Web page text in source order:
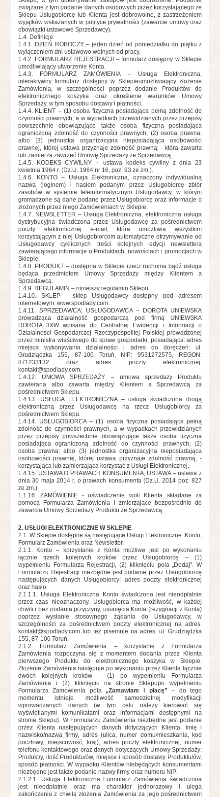
związane z tym podanie danych osobowych przez korzystającego ze
Sklepu Usługobiorcę lub Klienta jest dobrowolne, z zastrzeżeniem
wyjątków wskazanych w polityce prywatności (zawarcie umowy oraz
obowiązki ustawowe Sprzedawcy).
1.4. Definicje:
1.4.1. DZIEŃ ROBOCZY – jeden dzień od poniedziałku do piątku z
wyłączeniem dni ustawowo wolnych od pracy.
1.4.2. FORMULARZ REJESTRACJI – formularz dostępny w Sklepie
umożliwiający utworzenie Konta.
1.4.3. FORMULARZ ZAMÓWIENIA – Usługa Elektroniczna,
interaktywny formularz dostępny w Sklepieumożliwiający złożenie
Zamówienia, w szczególności poprzez dodanie Produktów do
elektronicznego koszyka oraz określenie warunków Umowy
Sprzedaży, w tym sposobu dostawy i płatności.
1.4.4. KLIENT – (1) osoba fizyczna posiadająca pełną zdolność do
czynności prawnych, a w wypadkach przewidzianych przez przepisy
powszechnie obowiązujące także osoba fizyczna posiadająca
ograniczoną zdolność do czynności prawnych; (2) osoba prawna;
albo (3) jednostka organizacyjna nieposiadająca osobowości
prawnej, której ustawa przyznaje zdolność prawną; - która zawarła
lub zamierza zawrzeć Umowę Sprzedaży ze Sprzedawcą.
1.4.5. KODEKS CYWILNY – ustawa kodeks cywilny z dnia 23
kwietnia 1964 r. (Dz.U. 1964 nr 16, poz. 93 ze zm.).
1.4.6. KONTO – Usługa Elektroniczna, oznaczony indywidualną
nazwą (loginem) i hasłem podanym przez Usługobiorcę zbiór
zasobów w systemie teleinformatycznym Usługodawcy, w którym
gromadzone są dane podane przez Usługobiorcę oraz informacje o
złożonych przez niego Zamówieniach w Sklepie.
1.4.7. NEWSLETTER – Usługa Elektroniczna, elektroniczna usługa
dystrybucyjna świadczona przez Usługodawcę za pośrednictwem
poczty elektronicznej e-mail, która umożliwia wszystkim
korzystającym z niej Usługobiorcom automatyczne otrzymywanie od
Usługodawcy cyklicznych treści kolejnych edycji newslettera
zawierającego informacje o Produktach, nowościach i promocjach w
Sklepie.
1.4.8. PRODUKT – dostępna w Sklepie rzecz ruchoma bądź usługa
będąca przedmiotem Umowy Sprzedaży między Klientem a
Sprzedawcą.
1.4.9. REGULAMIN – niniejszy regulamin Sklepu.
1.4.10. SKLEP - sklep Usługodawcy dostępny pod adresem
internetowym: www.spodlady.com.
1.4.11. SPRZEDAWCA; USŁUGODAWCA – DOROTA UNIEWSKA
prowadząca działalność gospodarczą pod firmą UNIEWSKA
DOROTA 3XW wpisana do Centralnej Ewidencji i Informacji o
Działalności Gospodarczej Rzeczypospolitej Polskiej prowadzonej
przez ministra właściwego do spraw gospodarki, posiadająca: adres
miejsca wykonywania działalności i adres do doręczeń: ul.
Grudziądzka 155, 87-100 Toruń, NIP: 9531272575, REGON:
871233132 oraz adres poczty elektronicznej:
kontakt@spodlady.com.
1.4.12. UMOWA SPRZEDAŻY – umowa sprzedaży Produktu
zawierana albo zawarta między Klientem a Sprzedawcą za
pośrednictwem Sklepu.
1.4.13. USŁUGA ELEKTRONICZNA – usługa świadczona drogą
elektroniczną przez Usługodawcę na rzecz Usługobiorcy za
pośrednictwem Sklepu.
1.4.14. USŁUGOBIORCA – (1) osoba fizyczna posiadająca pełną
zdolność do czynności prawnych, a w wypadkach przewidzianych
przez przepisy powszechnie obowiązujące także osoba fizyczna
posiadająca ograniczoną zdolność do czynności prawnych; (2)
osoba prawna; albo (3) jednostka organizacyjna nieposiadająca
osobowości prawnej, której ustawa przyznaje zdolność prawną; -
korzystająca lub zamierzająca korzystać z Usługi Elektronicznej.
1.4.15. USTAWA O PRAWACH KONSUMENTA, USTAWA – ustawa z
dnia 30 maja 2014 r. o prawach konsumenta (Dz.U. 2014 poz. 827
ze zm.)
1.1.16. ZAMÓWIENIE - oświadczenie woli Klienta składane za
pomocą Formularza Zamówienia i zmierzające bezpośrednio do
zawarcia Umowy Sprzedaży Produktu ze Sprzedawcą.
2. USŁUGI ELEKTRONICZNE W SKLEPIE
2.1. W Sklepie dostępne są następujące Usługi Elektroniczne: Konto,
Formularz Zamówienia oraz Newsletter.
2.1.1. Konto – korzystanie z Konta możliwe jest po wykonaniu
łącznie trzech kolejnych kroków przez Usługobiorcę – (1)
wypełnieniu Formularza Rejestracji, (2) kliknięciu pola „Dodaj". W
Formularzu Rejestracji niezbędne jest podanie przez Usługobiorcę
następujących danych Usługobiorcy: adres poczty elektronicznej
oraz hasło.
2.1.1.1. Usługa Elektroniczna Konto świadczona jest nieodpłatnie
przez czas nieoznaczony. Usługobiorca ma możliwość, w każdej
chwili i bez podania przyczyny, usunięcia Konta (rezygnacji z Konta)
poprzez wysłanie stosownego żądania do Usługodawcy, w
szczególności za pośrednictwem poczty elektronicznej na adres:
kontakt@spodlady.comlub też pisemnie na adres: ul. Grudziądzka
155, 87-100 Toruń.
2.1.2. Formularz Zamówienia – korzystanie z Formularza
Zamówienia rozpoczyna się z momentem dodania przez Klienta
pierwszego Produktu do elektronicznego koszyka w Sklepie.
Złożenie Zamówienia następuje po wykonaniu przez Klienta łącznie
dwóch kolejnych kroków – (1) po wypełnieniu Formularza
Zamówienia i (2) kliknięciu na stronie Sklepupo wypełnieniu
Formularza Zamówienia pola „Zamawiam i płacę” – do tego
momentu istnieje możliwość samodzielnej modyfikacji
wprowadzanych danych (w tym celu należy kierować się
wyświetlanymi komunikatami oraz informacjami dostępnymi na
stronie Sklepu). W Formularzu Zamówienia niezbędne jest podanie
przez Klienta następujących danych dotyczących Klienta: imię i
nazwisko/nazwa firmy, adres (ulica, numer domu/mieszkania, kod
pocztowy, miejscowość, kraj), adres poczty elektronicznej, numer
telefonu kontaktowego oraz danych dotyczących Umowy Sprzedaży:
Produkt/y, ilość Produktu/ów, miejsce i sposób dostawy Produktu/ów,
sposób płatności. W wypadku Klientów niebędących konsumentami
niezbędne jest także podanie nazwy firmy oraz numeru NIP.
2.1.2.1. Usługa Elektroniczna Formularz Zamówienia świadczona
jest nieodpłatnie oraz ma charakter jednorazowy i ulega
zakończeniu z chwilą złożenia Zamówienia za jego pośrednictwem